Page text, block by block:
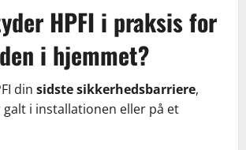
HPFI i praksis for
i hjemmet?
din sidste sikkerhedsbarriere,
galt i installationen eller på et